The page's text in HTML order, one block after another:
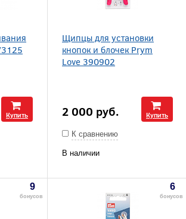
Купить
Щипцы для установки
кнопок и блочек Prym
Love 390902
2 000 руб. Купить
К сравнению
В наличии
9
бонусов
6
бонусов